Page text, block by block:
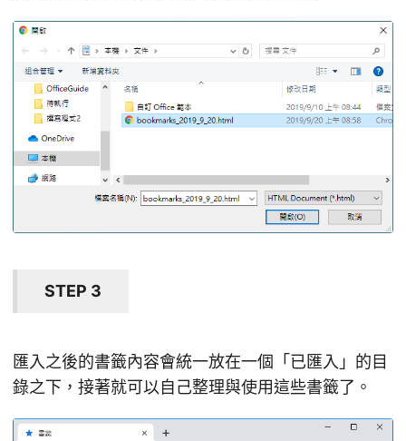
STEP 3
匯入之後的書籤內容會統一放在一個「已匯入」的目
錄之下，接著就可以自己整理與使用這些書籤了。